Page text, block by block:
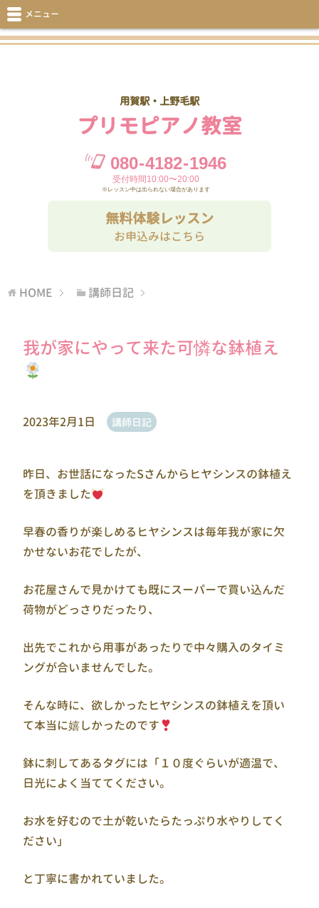
用賀駅・上野毛駅
プリモピアノ教室
080-4182-1946
受付時間10:00〜20:00
※レッスン中は出られない場合があります
無料体験レッスン
お申込みはこちら
メニュー
HOME 講師日記
我が家にやって来た可憐な鉢植え
2023年2月1日 講師日記
昨日、お世話になったSさんからヒヤシンスの鉢植え
を頂きました
早春の香りが楽しめるヒヤシンスは毎年我が家に欠
かせないお花でしたが、
お花屋さんで見かけても既にスーパーで買い込んだ
荷物がどっさりだったり、
出先でこれから用事があったりで中々購入のタイミ
ングが合いませんでした。
そんな時に、欲しかったヒヤシンスの鉢植えを頂い
て本当に嬉しかったのです
鉢に刺してあるタグには「１０度ぐらいが適温で、
日光によく当ててください。
お水を好むので土が乾いたらたっぷり水やりしてく
ださい」
と丁寧に書かれていました。